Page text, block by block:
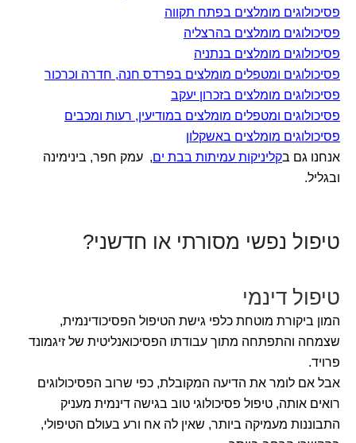
פסיכולוגים מומלצים בפתח תקווה
פסיכולוגים מומלצים בהרצליה
פסיכולוגים מומלצים בנתניה
פסיכולוגים ומטפלים מומלצים בפרדס חנה, חדרה וכרכור
פסיכולוגים מומלצים בזכרון יעקב
פסיכולוגים ומטפלים מומלצים במודיעין, רעות ומכבים
פסיכולוגים מומלצים באשקלון
אנחנו גם בקליניקות עמיתות בבת ים, עמק חפר, בינימינה
ובגליל.
טיפול נפשי מסורתי או חדשני?
טיפול דינמי
המון ביקורת מוטחת כלפי גישת הטיפול הפסיכודינמית,
שצמחה והתפתחה מתוך עבודתו הפסיכואנליטית של זיגמונד
פרויד.
אבל אם לומר את הדיעה המקובלת, כפי שרוב הפסיכולוגים
רואים אותה, טיפול פסיכולוגי טוב בגישה דינמית מעניק
התבוננות מעמיקה ביותר, שאין לה אח ורע בעולם הטיפולי,